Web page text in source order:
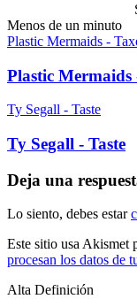
Menos de un minuto
Plastic Mermaids -
Plastic
Ty Segall - Taste
Ty Segall - Taste
Deja una
Lo siento, debes estar
Este sitio usa Akismet
procesan los datos de
Alta Definición